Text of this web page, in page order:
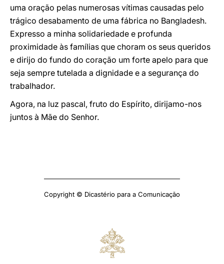
uma oração pelas numerosas vítimas causadas pelo
trágico desabamento de uma fábrica no Bangladesh.
Expresso a minha solidariedade e profunda
proximidade às famílias que choram os seus queridos
e dirijo do fundo do coração um forte apelo para que
seja sempre tutelada a dignidade e a segurança do
trabalhador.
Agora, na luz pascal, fruto do Espírito, dirijamo-nos
juntos à Mãe do Senhor.
Copyright © Dicastério para a Comunicação